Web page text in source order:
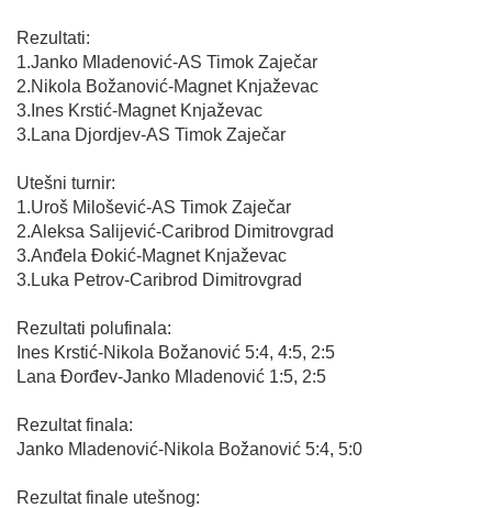
Rezultati:
1.Janko Mladenović-AS Timok Zaječar
2.Nikola Božanović-Magnet Knjaževac
3.Ines Krstić-Magnet Knjaževac
3.Lana Djordjev-AS Timok Zaječar
Utešni turnir:
1.Uroš Milošević-AS Timok Zaječar
2.Aleksa Salijević-Caribrod Dimitrovgrad
3.Anđela Đokić-Magnet Knjaževac
3.Luka Petrov-Caribrod Dimitrovgrad
Rezultati polufinala:
Ines Krstić-Nikola Božanović 5:4, 4:5, 2:5
Lana Đorđev-Janko Mladenović 1:5, 2:5
Rezultat finala:
Janko Mladenović-Nikola Božanović 5:4, 5:0
Rezultat finale utešnog: